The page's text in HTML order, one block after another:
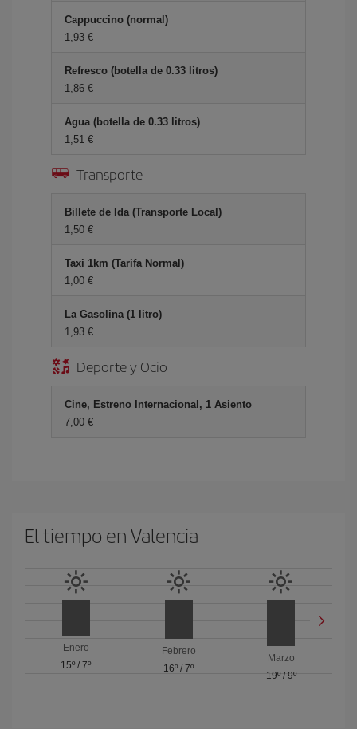
Cappuccino (normal)
1,93
Refresco (botella de 0.33 litros)
1,86
Agua (botella de 0.33 litros)
1,51
Transporte
Billete de Ida (Transporte Local)
1,50
Taxi 1km (Tarifa Normal)
1,00
La Gasolina (1 litro)
1,93
Deporte y Ocio
Cine, Estreno Internacional, 1 Asiento
7,00
El tiempo en Valencia
Enero
15º /7º
Febrero
16º / 7º
Marzo
19º/ 9º